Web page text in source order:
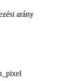
arány